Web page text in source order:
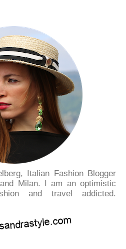
Italian Fashion Blogger
Milan. I am an optimistic
and travel addicted.